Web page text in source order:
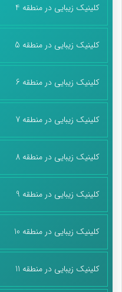
کلینیک زیبایی در منطقه 4
کلینیک زیبایی در منطقه 5
کلینیک زیبایی در منطقه 6
کلینیک زیبایی در منطقه 7
کلینیک زیبایی در منطقه 8
کلینیک زیبایی در منطقه 9
کلینیک زیبایی در منطقه 10
کلینیک زیبایی در منطقه 11